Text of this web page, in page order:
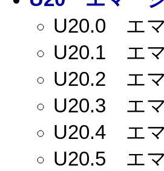
U20.0 エマ
U20.1 エマ
U20.2 エマ
U20.3 エマ
U20.4 エマ
U20.5 エマ